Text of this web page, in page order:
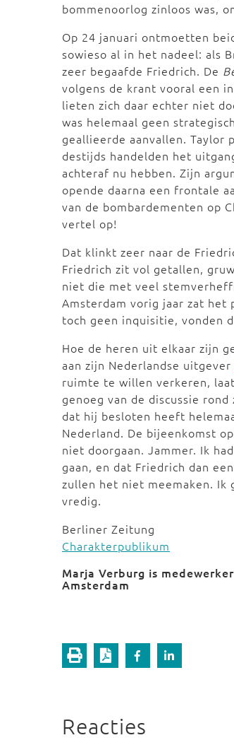
bommenoorlog zinloos was,
Op 24 januari ontmoetten
sowieso al in het nadeel: als
zeer begaafde Friedrich. De
volgens de krant vooral een
lieten zich daar echter niet
was helemaal geen
geallieerde aanvallen. Taylor
destijds handelden het
achteraf nu hebben. Zijn
opende daarna een frontale
van de bombardementen op
vertel op!
Dat klinkt zeer naar de
Friedrich zit vol getallen,
niet die met veel
Amsterdam vorig jaar zat het
toch geen inquisitie, vonden
Hoe de heren uit elkaar zijn
aan zijn Nederlandse uitgever
ruimte te willen verkeren,
genoeg van de discussie
dat hij besloten heeft
Nederland. De bijeenkomst
niet doorgaan. Jammer. Ik
gaan, en dat Friedrich dan
zullen het niet meemaken. Ik
vredig.
Berliner Zeitung
Charakterpublikum
Marja Verburg is
Amsterdam
Reacties